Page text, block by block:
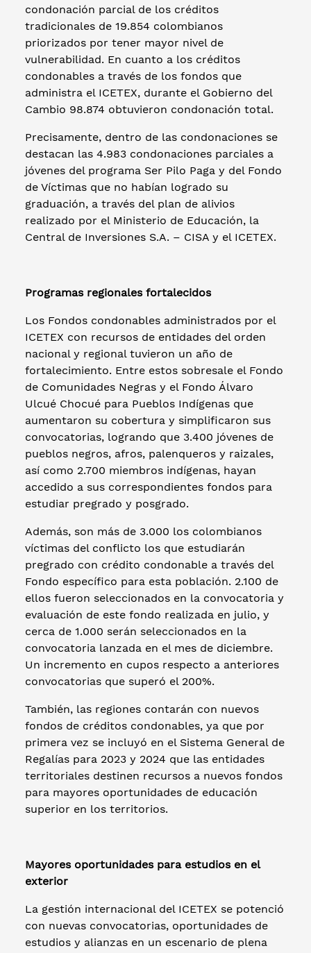
condonación parcial de los créditos
tradicionales de 19.854 colombianos
priorizados por tener mayor nivel de
vulnerabilidad. En cuanto a los créditos
condonables a través de los fondos que
administra el ICETEX, durante el Gobierno del
Cambio 98.874 obtuvieron condonación total.
Precisamente, dentro de las condonaciones se
destacan las 4.983 condonaciones parciales a
jóvenes del programa Ser Pilo Paga y del Fondo
de Víctimas que no habían logrado su
graduación, a través del plan de alivios
realizado por el Ministerio de Educación, la
Central de Inversiones S.A. – CISA y el ICETEX.
Programas regionales fortalecidos
Los Fondos condonables administrados por el
ICETEX con recursos de entidades del orden
nacional y regional tuvieron un año de
fortalecimiento. Entre estos sobresale el Fondo
de Comunidades Negras y el Fondo Álvaro
Ulcué Chocué para Pueblos Indígenas que
aumentaron su cobertura y simplificaron sus
convocatorias, logrando que 3.400 jóvenes de
pueblos negros, afros, palenqueros y raizales,
así como 2.700 miembros indígenas, hayan
accedido a sus correspondientes fondos para
estudiar pregrado y posgrado.
Además, son más de 3.000 los colombianos
víctimas del conflicto los que estudiarán
pregrado con crédito condonable a través del
Fondo específico para esta población. 2.100 de
ellos fueron seleccionados en la convocatoria y
evaluación de este fondo realizada en julio, y
cerca de 1.000 serán seleccionados en la
convocatoria lanzada en el mes de diciembre.
Un incremento en cupos respecto a anteriores
convocatorias que superó el 200%.
También, las regiones contarán con nuevos
fondos de créditos condonables, ya que por
primera vez se incluyó en el Sistema General de
Regalías para 2023 y 2024 que las entidades
territoriales destinen recursos a nuevos fondos
para mayores oportunidades de educación
superior en los territorios.
Mayores oportunidades para estudios en el
exterior
La gestión internacional del ICETEX se potenció
con nuevas convocatorias, oportunidades de
estudios y alianzas en un escenario de plena